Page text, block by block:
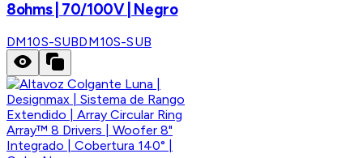
8ohms | 70/100V | Negro
DM10S-SUBDM10S-SUB